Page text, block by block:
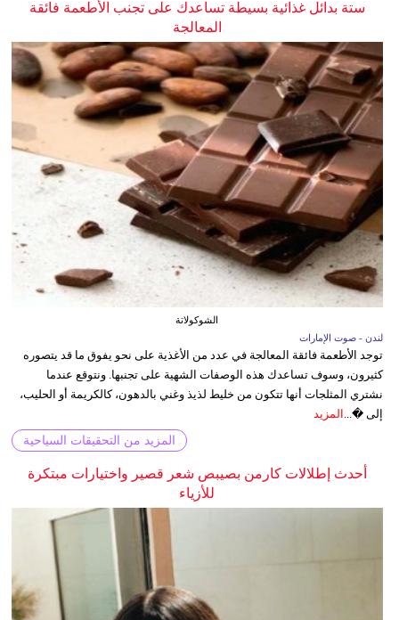
ستة بدائل غذائية بسيطة تساعدك على تجنب الأطعمة فائقة
المعالجة
الشوكولاتة
لندن - صوت الإمارات
توجد الأطعمة فائقة المعالجة في عدد من الأغذية على نحو يفوق ما قد يتصوره
كثيرون، وسوف تساعدك هذه الوصفات الشهية على تجنبها. ونتوقع عندما
نشتري المثلجات أنها تتكون من خليط لذيذ وغني بالدهون، كالكريمة أو الحليب،
إلى �... المزيد
المزيد من التحقيقات السياحية
أحدث إطلالات كارمن بصيبص شعر قصير واختيارات مبتكرة
للأزياء